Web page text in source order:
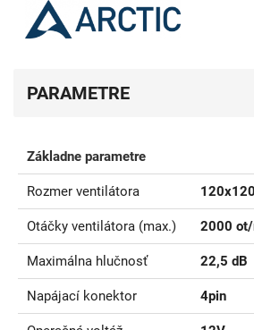
PARAMETRE
Základne parametre
Rozmer ventilátora
Otáčky ventilátora (max.) 2000
Maximálna hlučnosť 22,5 dB
Napájací konektor 4pin